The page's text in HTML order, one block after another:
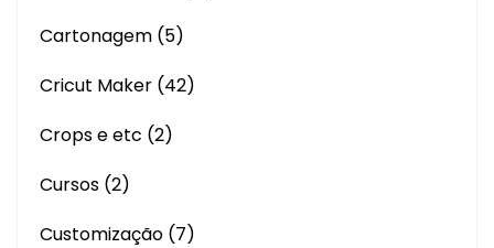
Cartonagem (5)
Cricut Maker (42)
Crops e etc (2)
Cursos (2)
Customização (7)